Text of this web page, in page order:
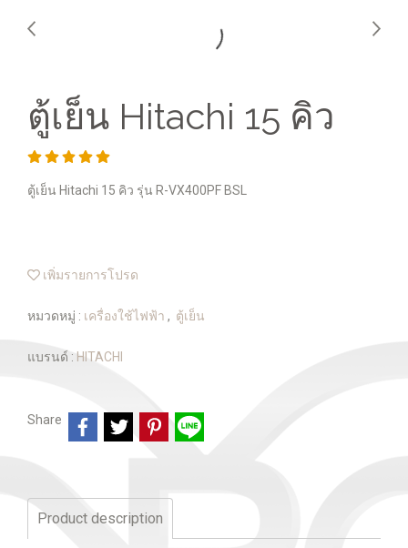
ตู้เย็น Hitachi 15 คิว
ตู้เย็น Hitachi 15 คิว รุ่น R-VX400PF BSL
เพิ่มรายการโปรด
หมวดหมู่ : เครื่องใช้ไฟฟ้า , ตู้เย็น
แบรนด์ : HITACHI
Share
Product description